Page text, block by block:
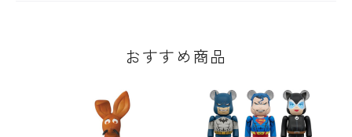
おすすめ商品